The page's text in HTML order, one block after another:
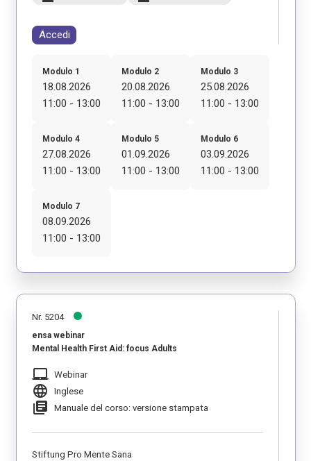
Accedi
Modulo 1
18.08.2026
11:00 - 13:00
Modulo 2
20.08.2026
11:00 - 13:00
Modulo 3
25.08.2026
11:00 - 13:00
Modulo 4
27.08.2026
11:00 - 13:00
Modulo 5
01.09.2026
11:00 - 13:00
Modulo 6
03.09.2026
11:00 - 13:00
Modulo 7
08.09.2026
11:00 - 13:00
Nr. 5204
ensa webinar
Mental Health First Aid: focus Adults
laptop_mac Webinar
language Inglese
library_books Manuale del corso: versione stampata
Stiftung Pro Mente Sana